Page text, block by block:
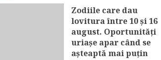
Zodiile care dau
lovitura între 10 și 16
august. Oportunități
uriașe apar când se
așteaptă mai puțin